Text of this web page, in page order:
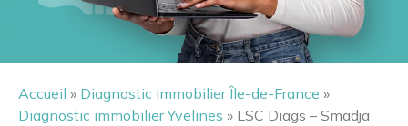
Accueil » Diagnostic immobilier Île-de-France »
Diagnostic immobilier Yvelines » LSC Diags – Smadja